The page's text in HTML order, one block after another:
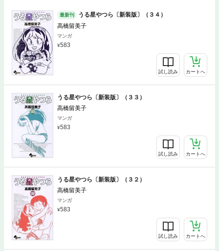
最新刊
うる星やつら〔新装版〕（３４）
高橋留美子
マンガ
583
試し読み カートへ
うる星やつら〔新装版〕（３３）
高橋留美子
マンガ
583
試し読み カートへ
うる星やつら〔新装版〕（３２）
高橋留美子
マンガ
583
試し読み カートへ